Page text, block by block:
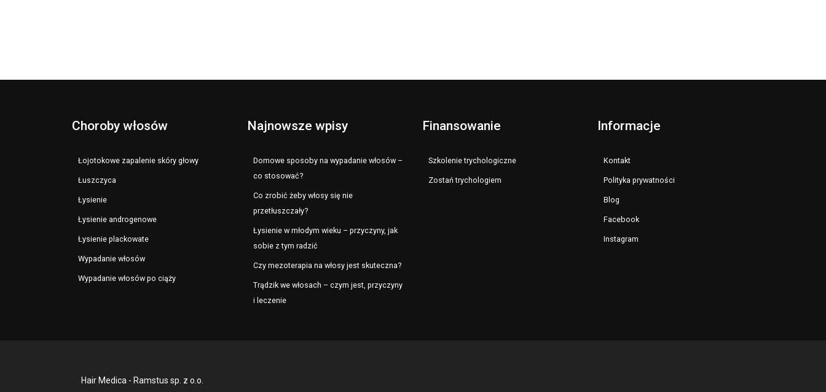
Choroby włosów
Łojotokowe zapalenie skóry głowy
Łuszczyca
Łysienie
Łysienie androgenowe
Łysienie plackowate
Wypadanie włosów
Wypadanie włosów po ciąży
Najnowsze wpisy
Domowe sposoby na wypadanie włosów –
co stosować?
Co zrobić żeby włosy się nie
przetłuszczały?
Łysienie w młodym wieku – przyczyny, jak
sobie z tym radzić
Czy mezoterapia na włosy jest skuteczna?
Trądzik we włosach – czym jest, przyczyny
i leczenie
Finansowanie
Szkolenie trychologiczne
Zostań trychologiem
Informacje
Kontakt
Polityka prywatności
Blog
Facebook
Instagram
Hair Medica - Ramstus sp. z o.o.